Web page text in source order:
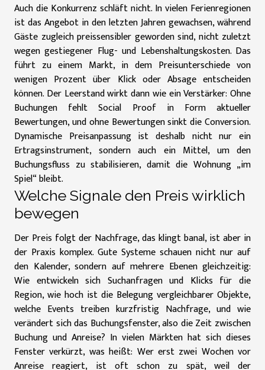
Auch die Konkurrenz schläft nicht. In vielen Ferienregionen
ist das Angebot in den letzten Jahren gewachsen, während
Gäste zugleich preissensibler geworden sind, nicht zuletzt
wegen gestiegener Flug- und Lebenshaltungskosten. Das
führt zu einem Markt, in dem Preisunterschiede von
wenigen Prozent über Klick oder Absage entscheiden
können. Der Leerstand wirkt dann wie ein Verstärker: Ohne
Buchungen fehlt Social Proof in Form aktueller
Bewertungen, und ohne Bewertungen sinkt die Conversion.
Dynamische Preisanpassung ist deshalb nicht nur ein
Ertragsinstrument, sondern auch ein Mittel, um den
Buchungsfluss zu stabilisieren, damit die Wohnung „im
Spiel“ bleibt.
Welche Signale den Preis wirklich
bewegen
Der Preis folgt der Nachfrage, das klingt banal, ist aber in
der Praxis komplex. Gute Systeme schauen nicht nur auf
den Kalender, sondern auf mehrere Ebenen gleichzeitig:
Wie entwickeln sich Suchanfragen und Klicks für die
Region, wie hoch ist die Belegung vergleichbarer Objekte,
welche Events treiben kurzfristig Nachfrage, und wie
verändert sich das Buchungsfenster, also die Zeit zwischen
Buchung und Anreise? In vielen Märkten hat sich dieses
Fenster verkürzt, was heißt: Wer erst zwei Wochen vor
Anreise reagiert, ist oft schon zu spät, weil der